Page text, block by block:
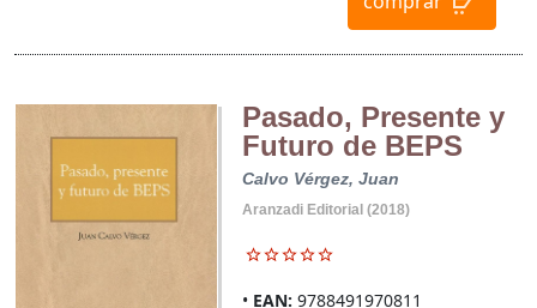
Pasado, Presente y
Futuro de BEPS
Calvo Vérgez, Juan
Aranzadi Editorial (2018)
EAN: 9788491970811